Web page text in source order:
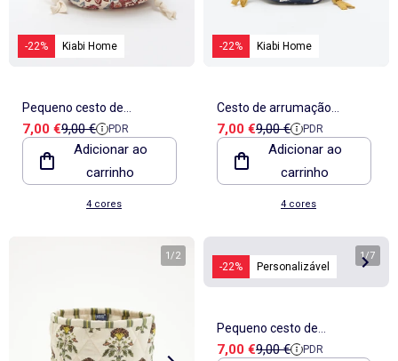
-22% Kiabi Home
Pequeno cesto de
arrumação 12 x 22 cm - Kiabi
Home
Preço de venda
7,00 €Preço de referência
9,00 € PDR
Adicionar ao
carrinho
4 cores
-22% Kiabi Home
Cesto de arrumação
pequeno - Kiabi Home
Preço de venda
7,00 €Preço de referência
9,00 € PDR
Adicionar ao
carrinho
4 cores
1/2
-22% Personalizável
1/7
Pequeno cesto de
arrumação 12 x 22 cm - Kiabi
Preço de venda
7,00 €Preço de referência
9,00 € PDR